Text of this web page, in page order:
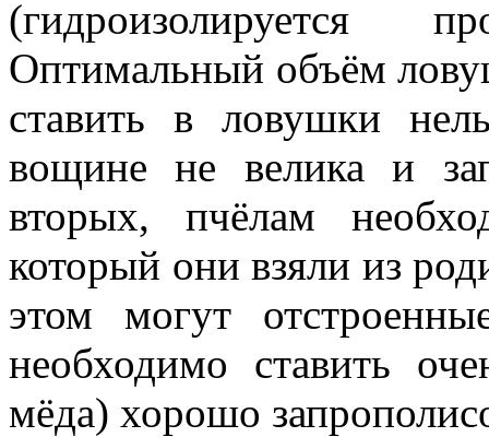
(гидроизолируется
Оптимальный объём
ставить в ловушки
вощине не велика и
вторых, пчёлам
который они взяли из
этом могут
необходимо ставить
мёда) хорошо